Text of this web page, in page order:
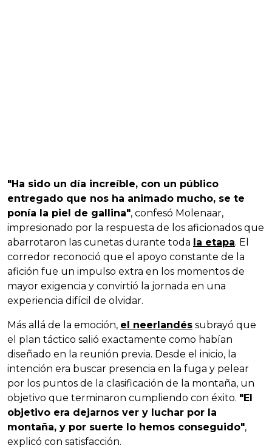
"Ha sido un día increíble, con un público
entregado que nos ha animado mucho, se te
ponía la piel de gallina", confesó Molenaar,
impresionado por la respuesta de los aficionados que
abarrotaron las cunetas durante toda la etapa. El
corredor reconoció que el apoyo constante de la
afición fue un impulso extra en los momentos de
mayor exigencia y convirtió la jornada en una
experiencia difícil de olvidar.
Más allá de la emoción, el neerlandés subrayó que
el plan táctico salió exactamente como habían
diseñado en la reunión previa. Desde el inicio, la
intención era buscar presencia en la fuga y pelear
por los puntos de la clasificación de la montaña, un
objetivo que terminaron cumpliendo con éxito. "El
objetivo era dejarnos ver y luchar por la
montaña, y por suerte lo hemos conseguido",
explicó con satisfacción.